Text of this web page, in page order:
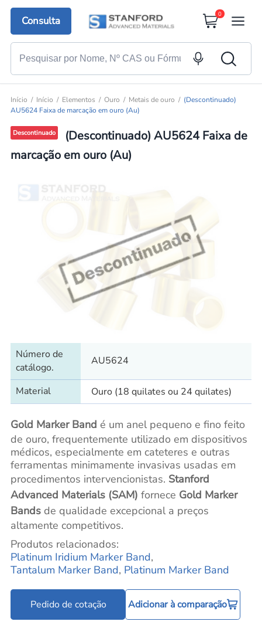
Consulta
0
Início Início Elementos Ouro Metais de ouro
(Descontinuado)
AU5624 Faixa de marcação em ouro (Au)
Descontinuado
(Descontinuado) AU5624 Faixa de
marcação em ouro (Au)
Número de
catálogo.
AU5624
Material Ouro (18 quilates ou 24 quilates)
Gold Marker Band é um anel pequeno e fino feito
de ouro, frequentemente utilizado em dispositivos
médicos, especialmente em cateteres e outras
ferramentas minimamente invasivas usadas em
procedimentos intervencionistas. Stanford
Advanced Materials (SAM) fornece Gold Marker
Bandsde qualidade excepcional a preços
altamente competitivos.
Produtos relacionados:
Platinum Iridium Marker Band,
Tantalum Marker Band, Platinum Marker Band
Pedido de cotação Adicionar à comparação